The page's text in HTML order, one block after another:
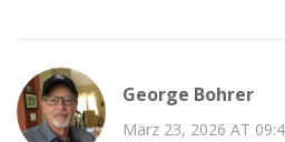
George Bohrer
März 23, 2026 AT